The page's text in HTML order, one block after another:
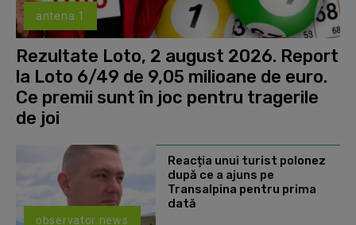
antena 1
Rezultate Loto, 2 august 2026. Report
la Loto 6/49 de 9,05 milioane de euro.
Ce premii sunt în joc pentru tragerile
de joi
observator news
Reacția unui turist polonez
după ce a ajuns pe
Transalpina pentru prima
dată